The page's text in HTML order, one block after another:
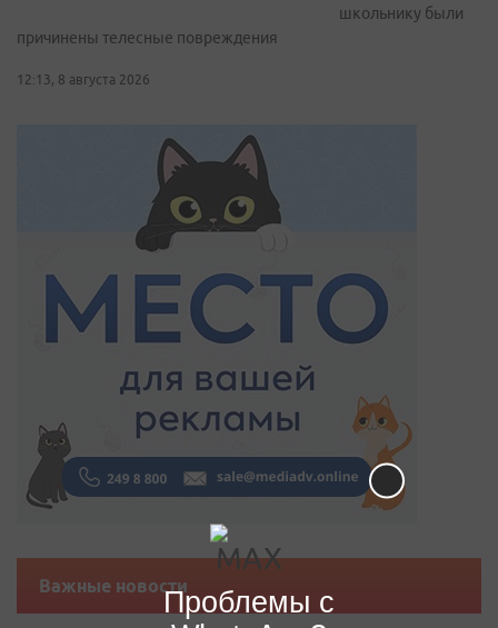
школьнику были
причинены телесные повреждения
12:13, 8 августа 2026
Важные новостиПроблемы с